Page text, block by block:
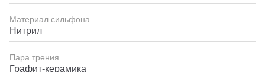
Материал сильфона
Нитрил
Пара трения
Графит-керамика